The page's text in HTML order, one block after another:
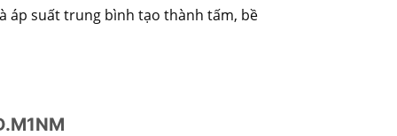
áp suất trung bình tạo thành tấm, bề